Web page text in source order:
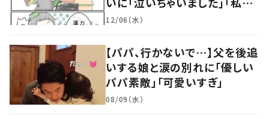
やってみたい」の声
12/06（水）
【パパ、行かないで…】父を後追
いする娘と涙の別れに「優しい
パパ素敵」「可愛いすぎ」
08/09（水）